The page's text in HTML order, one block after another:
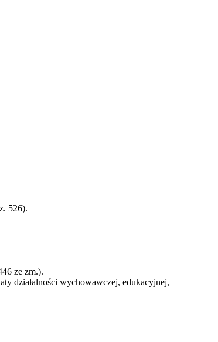
526).
ze zm.).
działalności wychowawczej, edukacyjnej,